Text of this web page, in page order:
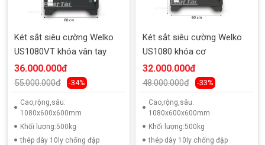
Két sắt siêu cường Welko
US1080VT khóa vân tay
36.000.000đ
55.000.000đ -34%
Cao,rộng,sâu:
1080x600x600mm
Khối lượng:500kg
thép dày 10ly chống đập
Két sắt siêu cường Welko
US1080 khóa cơ
32.000.000đ
48.000.000đ -33%
Cao,rộng,sâu:
1080x600x600mm
Khối lượng:500kg
thép dày 10ly chống đập